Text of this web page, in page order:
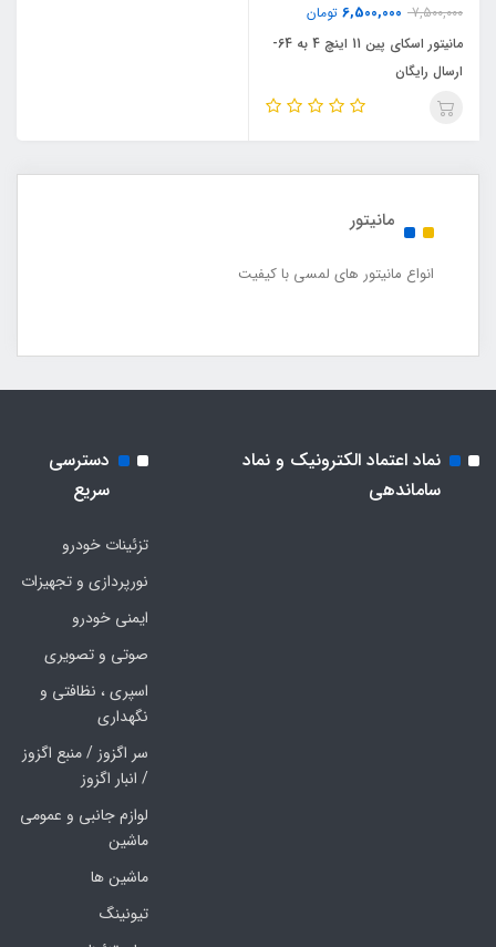
7,500,000
6,500,000 تومان
مانیتور اسکای پین 11 اینچ 4 به 64-
ارسال رایگان
مانیتور
انواع مانیتور های لمسی با کیفیت
نماد اعتماد الکترونیک و نماد
ساماندهی
دسترسی
سریع
تزئینات خودرو
نورپردازی و تجهیزات
ایمنی خودرو
صوتی و تصویری
اسپری ، نظافتی و
نگهداری
سر اگزوز / منبع اگزوز
/ انبار اگزوز
لوازم جانبی و عمومی
ماشین
ماشین ها
تیونینگ